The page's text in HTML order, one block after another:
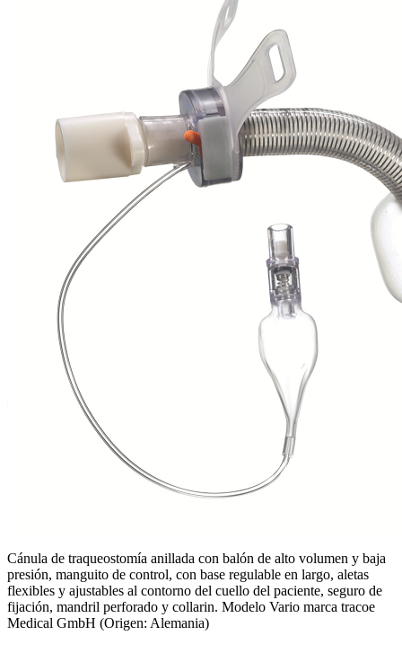
Cánula de traqueostomía anillada con balón de alto volumen y baja
presión, manguito de control, con base regulable en largo, aletas
flexibles y ajustables al contorno del cuello del paciente, seguro de
fijación, mandril perforado y collarin. Modelo Vario marca tracoe
Medical GmbH (Origen: Alemania)